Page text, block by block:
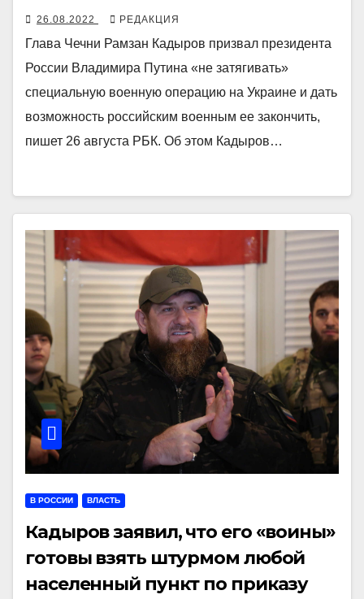
26.08.2022 РЕДАКЦИЯ
Глава Чечни Рамзан Кадыров призвал президента
России Владимира Путина «не затягивать»
специальную военную операцию на Украине и дать
возможность российским военным ее закончить,
пишет 26 августа РБК. Об этом Кадыров…
В РОССИИ ВЛАСТЬ
Кадыров заявил, что его «воины»
готовы взять штурмом любой
населенный пункт по приказу